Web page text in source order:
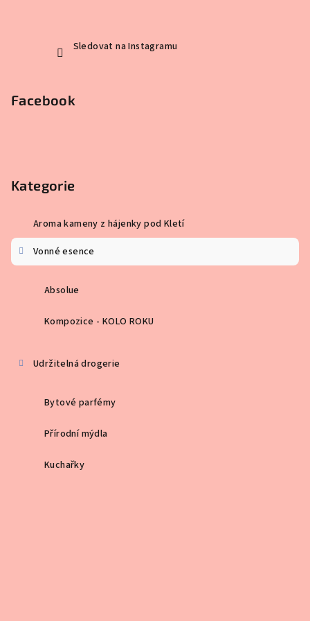
Sledovat na Instagramu
Facebook
Kategorie
Aroma kameny z hájenky pod Kletí
Vonné esence
Absolue
Kompozice - KOLO ROKU
Udržitelná drogerie
Bytové parfémy
Přírodní mýdla
Kuchařky